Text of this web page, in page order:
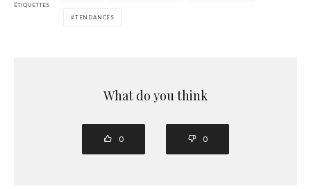
ÉTIQUETTES
TENDANCES
What do you think
0 0